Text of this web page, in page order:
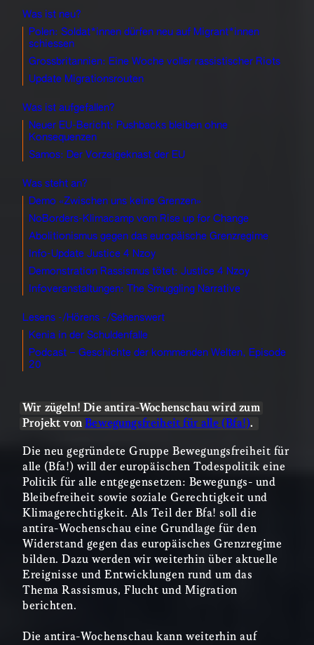
Was ist neu?
Polen: Soldat*innen dürfen neu auf Migrant*innen
schiessen
Grossbritannien: Eine Woche voller rassistischer Riots
Update Migrationsrouten
Was ist aufgefallen?
Neuer EU-Bericht: Pushbacks bleiben ohne
Konsequenzen
Samos: Der Vorzeigeknast der EU
Was steht an?
Demo «Zwischen uns keine Grenzen»
NoBorders-Klimacamp vom Rise up for Change
Abolitionismus gegen das europäische Grenzregime
Info-Update Justice 4 Nzoy
Demonstration Rassismus tötet: Justice 4 Nzoy
Infoveranstaltungen: The Smuggling Narrative
Lesens -/Hörens -/Sehenswert
Kenia in der Schuldenfalle
Podcast – Geschichte der kommenden Welten, Episode
20
Wir zügeln! Die antira-Wochenschau wird zum
Projekt vonBewegungsfreiheit für alle (Bfa!).
Die neu gegründete Gruppe Bewegungsfreiheit für
alle (Bfa!) will der europäischen Todespolitik eine
Politik für alle entgegensetzen: Bewegungs- und
Bleibefreiheit sowie soziale Gerechtigkeit und
Klimagerechtigkeit. Als Teil der Bfa! soll die
antira-Wochenschau eine Grundlage für den
Widerstand gegen das europäisches Grenzregime
bilden. Dazu werden wir weiterhin über aktuelle
Ereignisse und Entwicklungen rund um das
Thema Rassismus, Flucht und Migration
berichten.
Die antira-Wochenschau kann weiterhin auf